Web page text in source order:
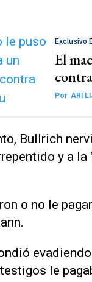
Exclusivo
El
Por ARI
Bullrich
y a
o no le
le